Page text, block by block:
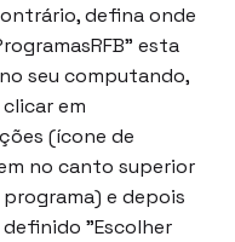
defina onde
esta
seu computando,
em
(ícone de
no canto superior
e depois
"Escolher